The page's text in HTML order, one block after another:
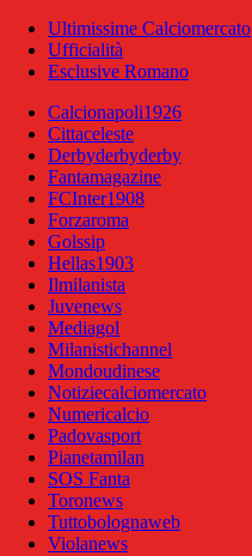
Ultimissime Calciomercato
Ufficialità
Esclusive Romano
Calcionapoli1926
Cittaceleste
Derbyderbyderby
Fantamagazine
FCInter1908
Forzaroma
Golssip
Hellas1903
Ilmilanista
Juvenews
Mediagol
Milanistichannel
Mondoudinese
Notiziecalciomercato
Numericalcio
Padovasport
Pianetamilan
SOS Fanta
Toronews
Tuttobolognaweb
Violanews